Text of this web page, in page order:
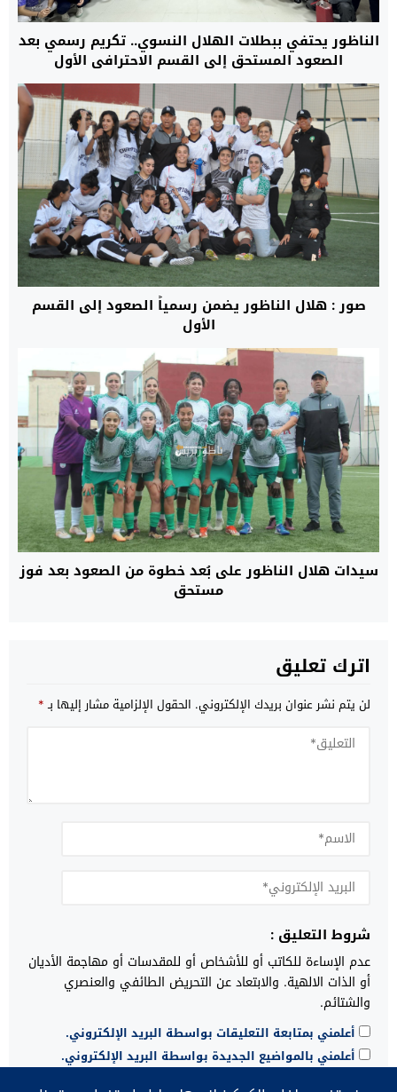
الناظور يحتفي ببطلات الهلال النسوي.. تكريم رسمي بعد
الصعود المستحق إلى القسم الاحترافي الأول
صور : هلال الناظور يضمن رسمياً الصعود إلى القسم
الأول
سيدات هلال الناظور على بُعد خطوة من الصعود بعد فوز
مستحق
اترك تعليق
لن يتم نشر عنوان بريدك الإلكتروني. الحقول الإلزامية مشار إليها بـ*
شروط التعليق :
عدم الإساءة للكاتب أو للأشخاص أو للمقدسات أو مهاجمة الأديان
أو الذات الالهية. والابتعاد عن التحريض الطائفي والعنصري
والشتائم.
أعلمني بمتابعة التعليقات بواسطة البريد الإلكتروني.
أعلمني بالمواضيع الجديدة بواسطة البريد الإلكتروني.